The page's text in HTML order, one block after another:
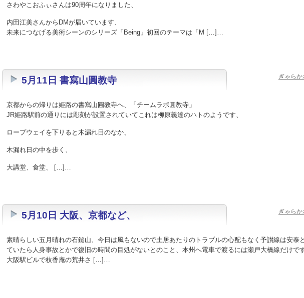
さわやこおふぃさんは90周年になりました、
内田江美さんからDMが届いています、
未来につなげる美術シーンのシリーズ「Being」初回のテーマは「M […]…
ぎゃら
5月11日 書寫山圓教寺
京都からの帰りは姫路の書寫山圓教寺へ、「チームラボ圓教寺」
JR姫路駅前の通りには彫刻が設置されていてこれは柳原義達のハトのようです、
ロープウェイを下りると木漏れ日のなか、
木漏れ日の中を歩く、
大講堂、食堂、 […]…
ぎゃら
5月10日 大阪、京都など、
素晴らしい五月晴れの石鎚山、今日は風もないので土居あたりのトラブルの心配もなく予讃線は安泰
ていたら人身事故とかで復旧の時間の目処がないとのこと、本州へ電車で渡るには瀬戸大橋線だけで
大阪駅ビルで枝香庵の荒井さ […]…